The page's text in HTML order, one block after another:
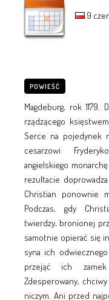
9
POWIEŚĆ
Magdeburg, rok
rządzącego
Serce na pojedynek
cesarzowi
angielskiego
rezultacie
Christian ponownie
Podczas, gdy
twierdzy, bronionej
samotnie opierać się
syna ich
przejąć ich
Zdesperowany,
niczym. Ani przed